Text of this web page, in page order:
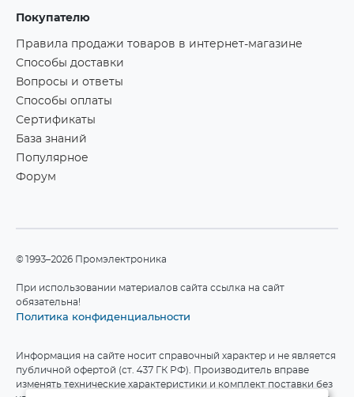
Покупателю
Правила продажи товаров в интернет-магазине
Способы доставки
Вопросы и ответы
Способы оплаты
Сертификаты
База знаний
Популярное
Форум
©1993–2026 Промэлектроника
При использовании материалов сайта ссылка на сайт
обязательна!
Политика конфиденциальности
Информация на сайте носит справочный характер и не является
публичной офертой (ст. 437 ГК РФ). Производитель вправе
изменять технические характеристики и комплект поставки без